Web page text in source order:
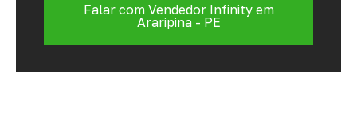
Falar com Vendedor Infinity em
Araripina - PE